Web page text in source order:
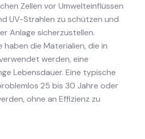
Zellen vor Umwelteinflüssen
UV-Strahlen zu schützen und
Anlage sicherzustellen.
die Materialien, die in
werden, eine
Lebensdauer. Eine typische
25 bis 30 Jahre oder
ohne an Effizienz zu